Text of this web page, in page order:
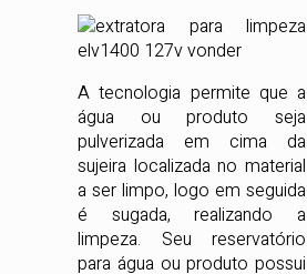
A tecnologia permite que a
água ou produto seja
pulverizada em cima da
sujeira localizada no material
a ser limpo, logo em seguida
é sugada, realizando a
limpeza. Seu reservatório
para água ou produto possui